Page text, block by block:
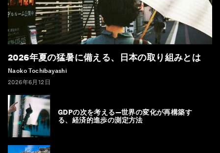
2026年夏の猛暑に備える、日本の取り組みとは
Naoko Tochibayashi
2026年6月12日
GDPの次を考える―世界の変化が再構築す
る、経済的進歩の測定方法